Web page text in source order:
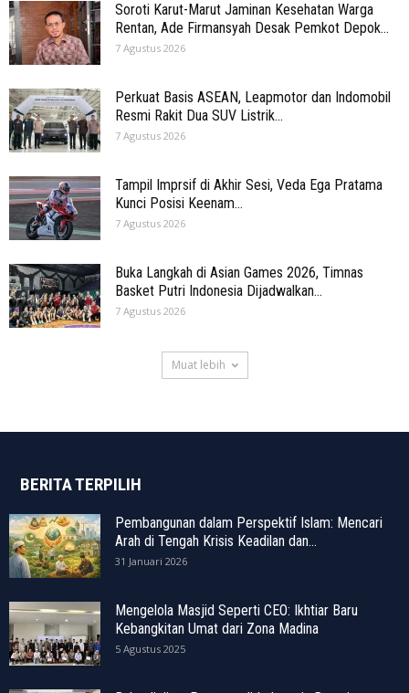
Soroti Karut-Marut Jaminan Kesehatan Warga
Rentan, Ade Firmansyah Desak Pemkot Depok...
7 Agustus 2026
Perkuat Basis ASEAN, Leapmotor dan Indomobil
Resmi Rakit Dua SUV Listrik...
7 Agustus 2026
Tampil Imprsif di Akhir Sesi, Veda Ega Pratama
Kunci Posisi Keenam...
7 Agustus 2026
Buka Langkah di Asian Games 2026, Timnas
Basket Putri Indonesia Dijadwalkan...
7 Agustus 2026
Muat lebih
BERITA TERPILIH
Pembangunan dalam Perspektif Islam: Mencari
Arah di Tengah Krisis Keadilan dan...
31 Januari 2026
Mengelola Masjid Seperti CEO: Ikhtiar Baru
Kebangkitan Umat dari Zona Madina
5 Agustus 2025